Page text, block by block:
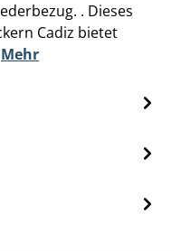
. Dieses
Cadiz bietet
Mehr